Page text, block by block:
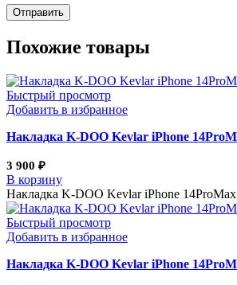
Похожие товары
Быстрый просмотр
Добавить в избранное
Накладка K-DOO Kevlar iPhone
3 900 ₽
В корзину
Накладка K-DOO Kevlar iPhone
Быстрый просмотр
Добавить в избранное
Накладка K-DOO Kevlar iPhone